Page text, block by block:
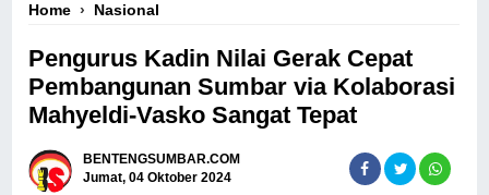
Home › Nasional
Pengurus Kadin Nilai Gerak Cepat
Pembangunan Sumbar via Kolaborasi
Mahyeldi-Vasko Sangat Tepat
BENTENGSUMBAR.COM
Jumat, 04 Oktober 2024